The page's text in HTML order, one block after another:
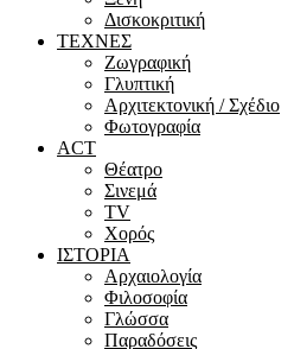
Δισκοκριτική
ΤΕΧΝΕΣ
Ζωγραφική
Γλυπτική
Αρχιτεκτονική / Σχέδιο
Φωτογραφία
ACT
Θέατρο
Σινεμά
ΤV
Χορός
ΙΣΤΟΡΙΑ
Αρχαιολογία
Φιλοσοφία
Γλώσσα
Παραδόσεις